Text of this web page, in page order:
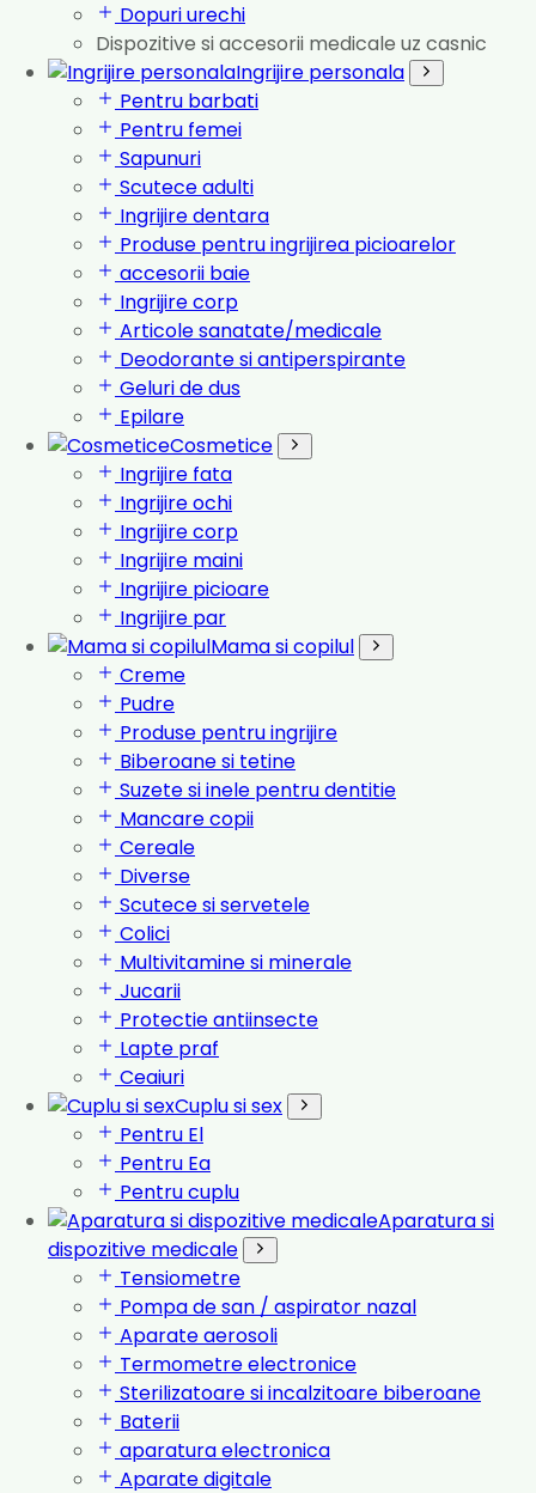
Dopuri urechi
Dispozitive si accesorii medicale uz casnic
Ingrijire personala
Pentru barbati
Pentru femei
Sapunuri
Scutece adulti
Ingrijire dentara
Produse pentru ingrijirea picioarelor
accesorii baie
Ingrijire corp
Articole sanatate/medicale
Deodorante si antiperspirante
Geluri de dus
Epilare
Cosmetice
Ingrijire fata
Ingrijire ochi
Ingrijire corp
Ingrijire maini
Ingrijire picioare
Ingrijire par
Mama si copilul
Creme
Pudre
Produse pentru ingrijire
Biberoane si tetine
Suzete si inele pentru dentitie
Mancare copii
Cereale
Diverse
Scutece si servetele
Colici
Multivitamine si minerale
Jucarii
Protectie antiinsecte
Lapte praf
Ceaiuri
Cuplu si sex
Pentru El
Pentru Ea
Pentru cuplu
Aparatura si
dispozitive medicale
Tensiometre
Pompa de san / aspirator nazal
Aparate aerosoli
Termometre electronice
Sterilizatoare si incalzitoare biberoane
Baterii
aparatura electronica
Aparate digitale